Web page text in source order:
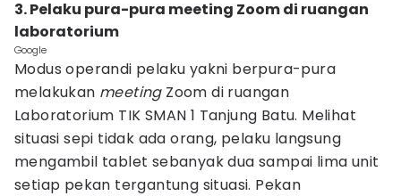
3. Pelaku pura-pura meeting Zoom di ruangan
laboratorium
Google
Modus operandi pelaku yakni berpura-pura
melakukan meetingZoom di ruangan
Laboratorium TIK SMAN 1 Tanjung Batu. Melihat
situasi sepi tidak ada orang, pelaku langsung
mengambil tablet sebanyak dua sampai lima unit
setiap pekan tergantung situasi. Pekan